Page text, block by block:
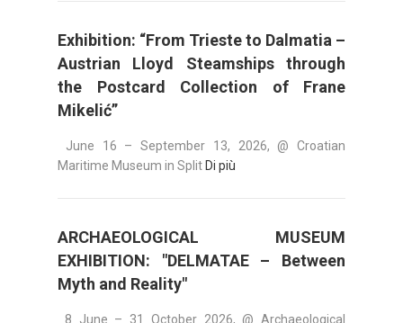
Exhibition: “From Trieste to Dalmatia –
Austrian Lloyd Steamships through
the Postcard Collection of Frane
Mikelić”
June 16 – September 13, 2026, @ Croatian
Maritime Museum in Split Di più
ARCHAEOLOGICAL MUSEUM
EXHIBITION: "DELMATAE – Between
Myth and Reality"
8 June – 31 October 2026, @ Archaeological